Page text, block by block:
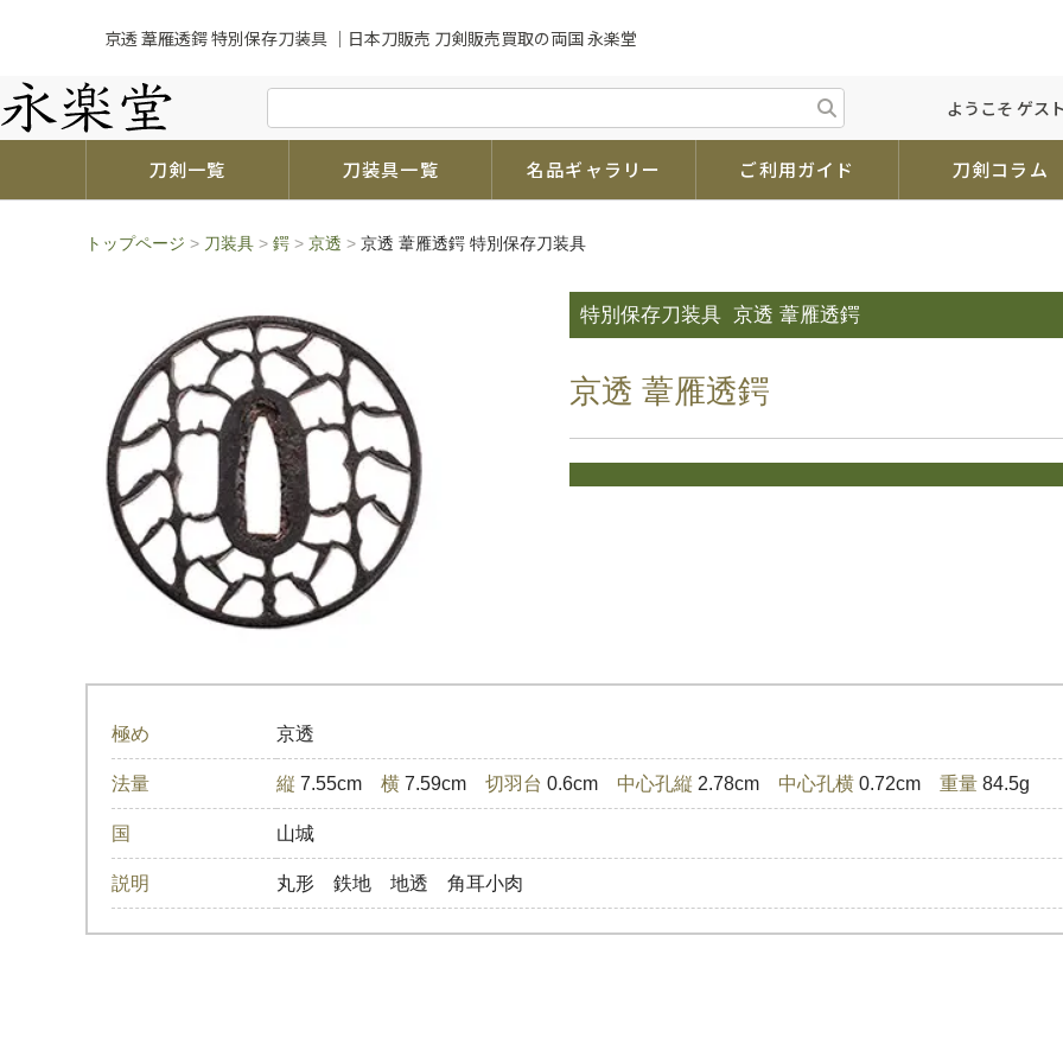
京透 葦雁透鍔 特別保存刀装具 ｜日本刀販売 刀剣販売買取の両国 永楽堂
ようこそ ゲス
刀剣一覧 刀装具一覧 名品ギャラリー ご利用ガイド 刀剣コラム
トップページ > 刀装具 > 鍔 > 京透 > 京透 葦雁透鍔 特別保存刀装具
特別保存刀装具 京透 葦雁透鍔
京透 葦雁透鍔
極め 京透
法量 縦7.55cm 横7.59cm 切羽台 0.6cm 中心孔縦2.78cm 中心孔横0.72cm 重量84.5g
国 山城
説明 丸形 鉄地 地透 角耳小肉